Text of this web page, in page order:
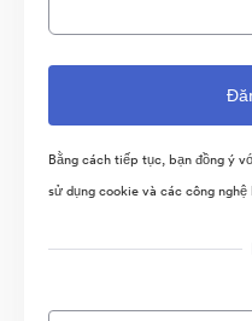
Bằng cách tiếp tục, bạn đồng ý
sử dụng cookie và các công nghệ